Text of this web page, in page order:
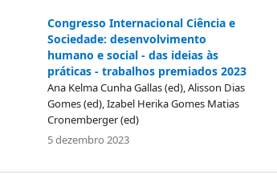
Congresso Internacional Ciência e
Sociedade: desenvolvimento
humano e social - das ideias às
práticas - trabalhos premiados 2023
Ana Kelma Cunha Gallas (ed), Alisson Dias
Gomes (ed), Izabel Herika Gomes Matias
Cronemberger (ed)
5 dezembro 2023